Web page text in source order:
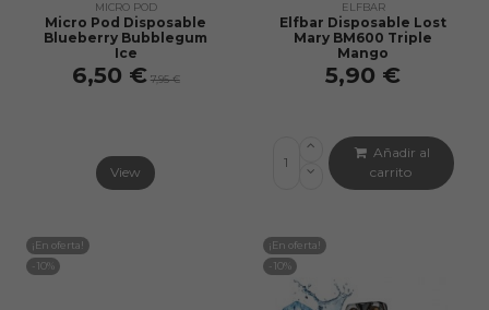
MICRO POD
Micro Pod Disposable
Blueberry Bubblegum
Ice
6,50 € 7,95 €
View
ELFBAR
Elfbar Disposable Lost
Mary BM600 Triple
Mango
5,90 €
Añadir al
carrito
¡En oferta!
-10%
¡En oferta!
-10%